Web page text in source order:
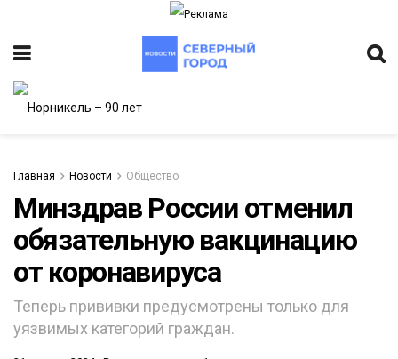
Главная Новости Общество
Минздрав России отменил
обязательную вакцинацию
от коронавируса
Теперь прививки предусмотрены только для
уязвимых категорий граждан.